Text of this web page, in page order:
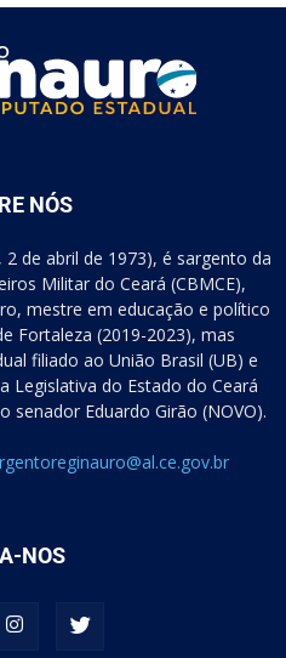
NÓS
de abril de 1973), é sargento da
Militar do Ceará (CBMCE),
mestre em educação e político
Fortaleza (2019-2023), mas
filiado ao União Brasil (UB) e
Legislativa do Estado do Ceará
senador Eduardo Girão (NOVO).
NOS